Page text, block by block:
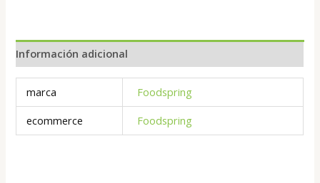
Información adicional
marca
Foodspring
ecommerce
Foodspring